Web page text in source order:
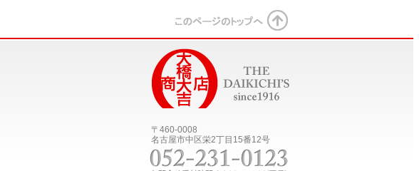
〒460-0008
名古屋市中区栄2丁目15番12号